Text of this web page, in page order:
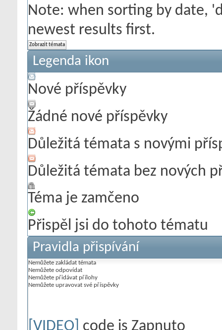
Note: when sorting by date,
newest results first.
Legenda ikon
Nové příspěvky
Žádné nové příspěvky
Důležitá témata s novými
Důležitá témata bez nových
Téma je zamčeno
Přispěl jsi do tohoto tématu
Pravidla přispívání
Nemůžete zakládat témata
Nemůžete odpovídat
Nemůžete přidávat přílohy
Nemůžete upravovat své příspěvky
[VIDEO] code is Zapnuto